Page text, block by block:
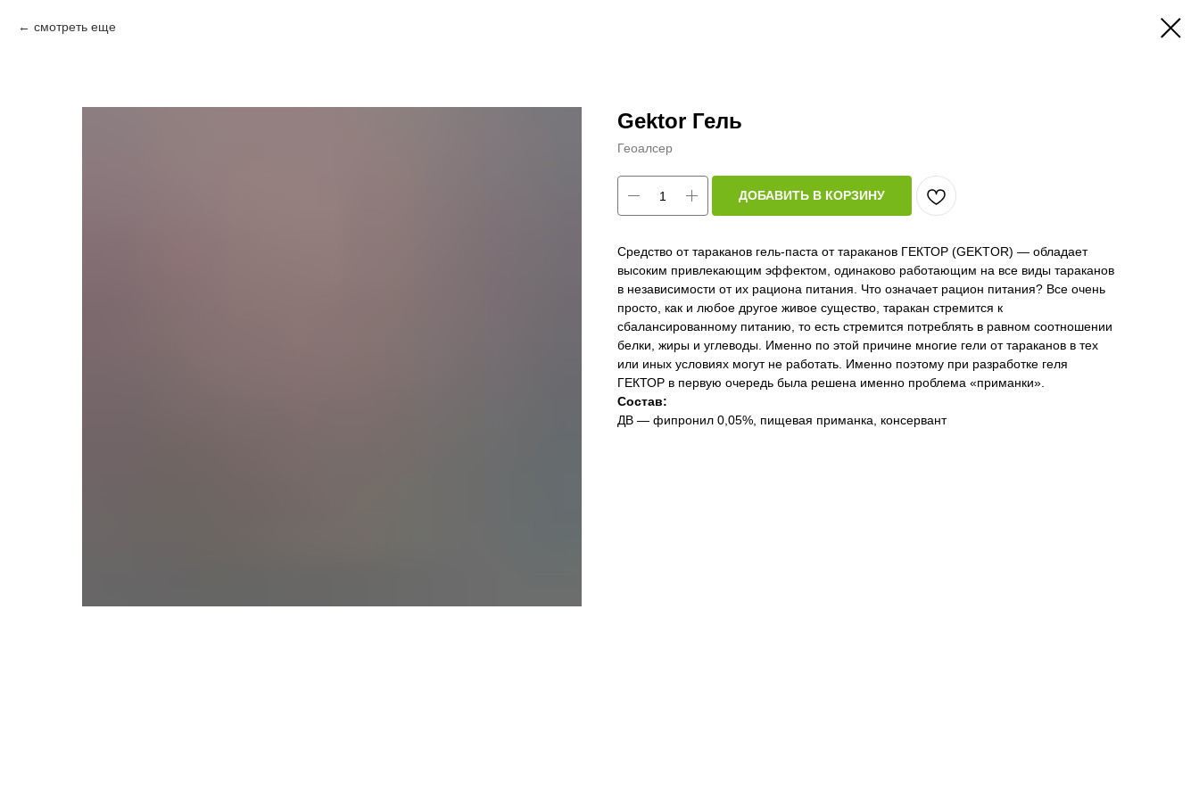
смотреть еще
Gektor Гель
Геоалсер
ДОБАВИТЬ В КОРЗИНУ
Средство от тараканов гель-паста от тараканов ГЕКТОР (GEKTOR) — обладает
высоким привлекающим эффектом, одинаково работающим на все виды тараканов
в независимости от их рациона питания. Что означает рацион питания? Все очень
просто, как и любое другое живое существо, таракан стремится к
сбалансированному питанию, то есть стремится потреблять в равном соотношении
белки, жиры и углеводы. Именно по этой причине многие гели от тараканов в тех
или иных условиях могут не работать. Именно поэтому при разработке геля
ГЕКТОР в первую очередь была решена именно проблема «приманки».
Состав:
ДВ — фипронил 0,05%, пищевая приманка, консервант